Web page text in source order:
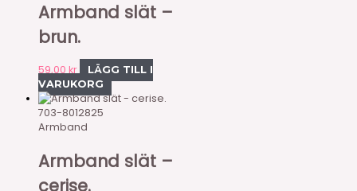
Armband slät –
brun.
59,00kr
LÄGG TILL I
VARUKORG
703-8012825
Armband
Armband slät –
cerise.